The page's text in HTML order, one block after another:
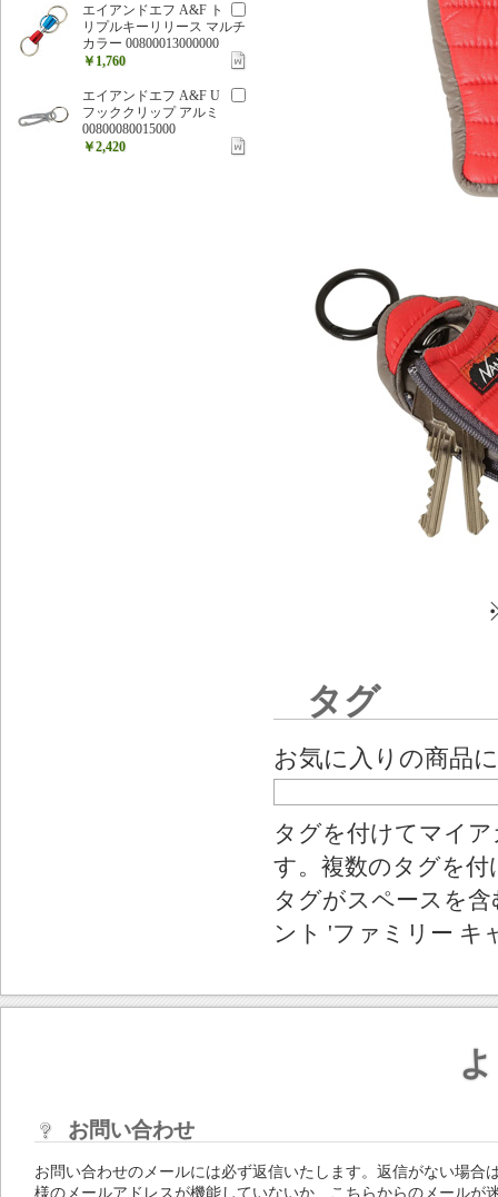
タグ
お気に入りの商品
タグを付けてマイ
す。複数のタグを
タグがスペースを
ント 'ファミリー キ
エイアンドエフ A&F ト
リプルキーリリース マルチ
カラー 00800013000000
￥1,760
エイアンドエフ A&F U
フッククリップ アルミ
00800080015000
￥2,420
お問い合わせ
お問い合わせのメールには必ず返信いたします。返信がない場合
様のメールアドレスが機能していないか、こちらからのメールが